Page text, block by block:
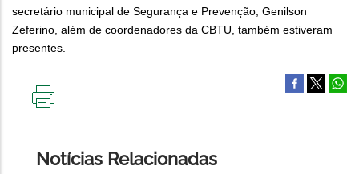
secretário municipal de Segurança e Prevenção, Genilson
Zeferino, além de coordenadores da CBTU, também estiveram
presentes.
Notícias Relacionadas